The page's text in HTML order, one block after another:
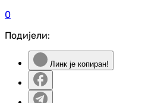
0
Подијели:
Линк је копиран!